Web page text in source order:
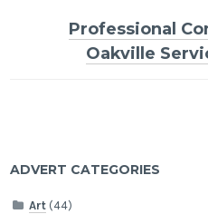
Professional
Oakville
ADVERT CATEGORIES
Art (44)